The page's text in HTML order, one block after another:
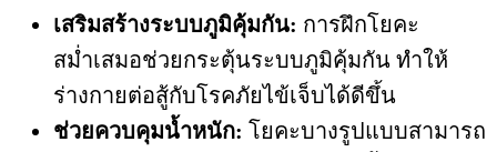
เสริมสร้างระบบภูมิคุ้มกัน: การฝึกโยคะ
สม่ำเสมอช่วยกระตุ้นระบบภูมิคุ้มกัน ทำให้
ร่างกายต่อสู้กับโรคภัยไข้เจ็บได้ดีขึ้น
ช่วยควบคุมน้ำหนัก: โยคะบางรูปแบบสามารถ